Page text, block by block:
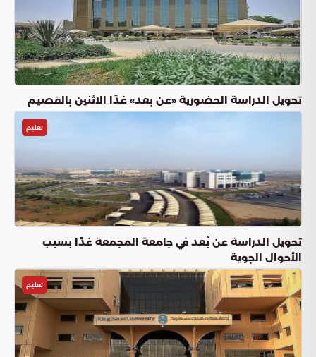
المؤسسي والمجتمعي، بما يمنح القارئ صورة أوضح عن واقع
التعليم واتجاهاته في المنطقة
تحويل الدراسة الحضورية «عن بعد» غدًا الاثنين بالقصيم
تعليم
تحويل الدراسة عن بُعد في جامعة المجمعة غدًا بسبب
الأحوال الجوية
تعليم